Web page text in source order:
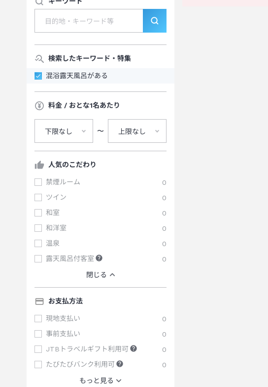
検索したキーワード・特集
混浴露天風呂がある
料金 / おとな1名あたり
下限なし 〜 上限なし
人気のこだわり
禁煙ルーム
0
ツイン
0
和室
0
和洋室
0
温泉
0
露天風呂付客室
0
閉じる
お支払方法
現地支払い
0
事前支払い
0
JTBトラベルギフト利用可
0
たびたびバンク利用可
0
もっと見る